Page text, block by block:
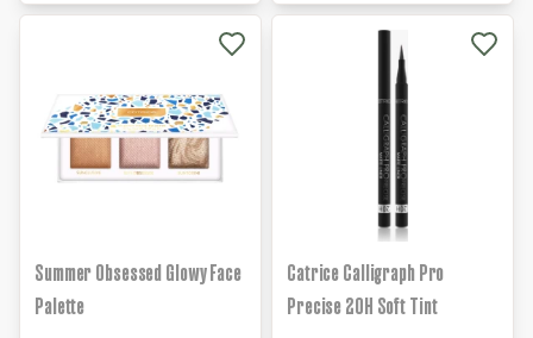
Summer Obsessed Glowy Face
Palette
Catrice Calligraph Pro
Precise 20H Soft Tint